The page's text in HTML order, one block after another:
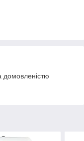
домовленістю